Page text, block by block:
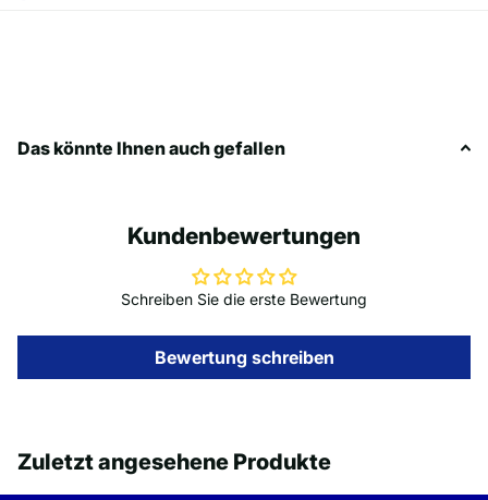
Das könnte Ihnen auch gefallen
Kundenbewertungen
Schreiben Sie die erste Bewertung
Bewertung schreiben
Zuletzt angesehene Produkte